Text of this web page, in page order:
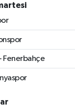
Fenerbahçe